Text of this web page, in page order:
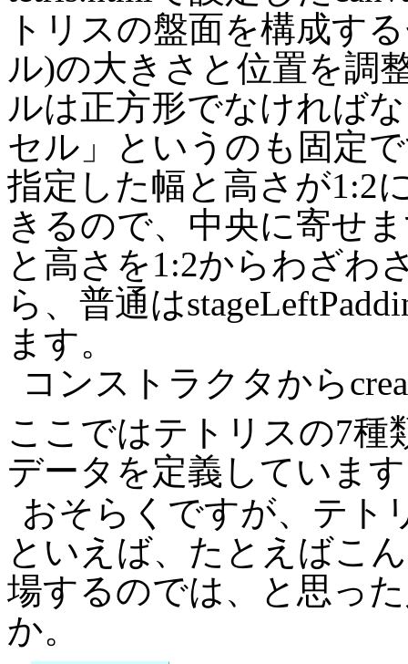
トリスの盤面を構成す
ル)の大きさと位置を調
ルは正方形でなければ
セル」というのも固定
指定した幅と高さが1:2
きるので、中央に寄せ
と高さを1:2からわざわ
ら、普通は
ます。
コンストラクタから
ここではテトリスの7種
データを定義していま
おそらくですが、テト
といえば、たとえばこ
場するのでは、と思っ
か。